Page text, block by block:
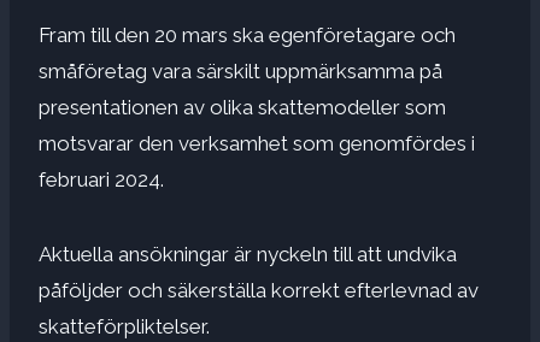
Fram till den 20 mars ska egenföretagare och
småföretag vara särskilt uppmärksamma på
presentationen av olika skattemodeller som
motsvarar den verksamhet som genomfördes i
februari 2024.
Aktuella ansökningar är nyckeln till att undvika
påföljder och säkerställa korrekt efterlevnad av
skatteförpliktelser.